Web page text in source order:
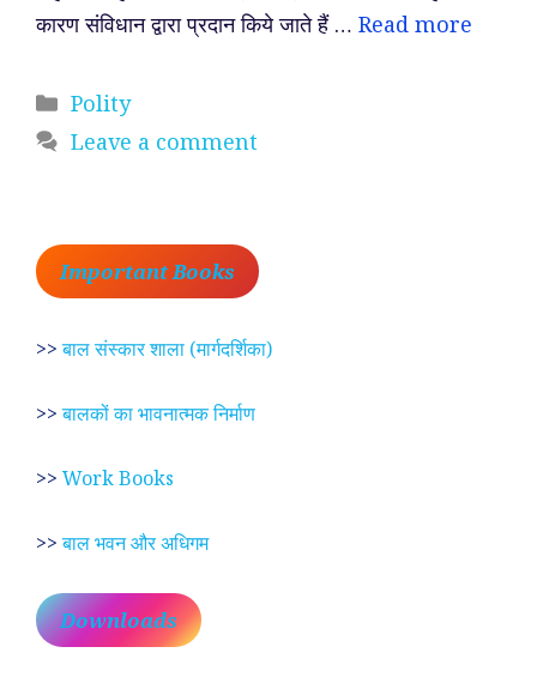
कारण संविधान द्वारा प्रदान किये जाते हैं … Read more
Categories
Polity
Leave a comment
Important Books
>>बाल संस्कार शाला (मार्गदर्शिका)
>>बालकों का भावनात्मक निर्माण
>> Work Books
>>बाल भवन और अधिगम
Downloads